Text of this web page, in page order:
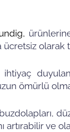
,
olarak
ihtiyaç
ömürlü
artırabilir ve